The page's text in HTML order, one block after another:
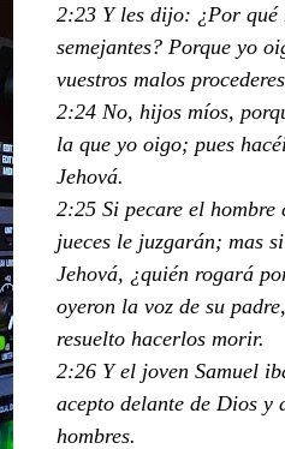
2:23 Y les dijo: ¿Por qué
semejantes? Porque yo
vuestros malos
2:24 No, hijos míos,
la que yo oigo; pues
Jehová.
2:25 Si pecare el
jueces le juzgarán; mas
Jehová, ¿quién rogará
oyeron la voz de su
resuelto hacerlos morir.
2:26 Y el joven Samuel
acepto delante de Dios y
hombres.